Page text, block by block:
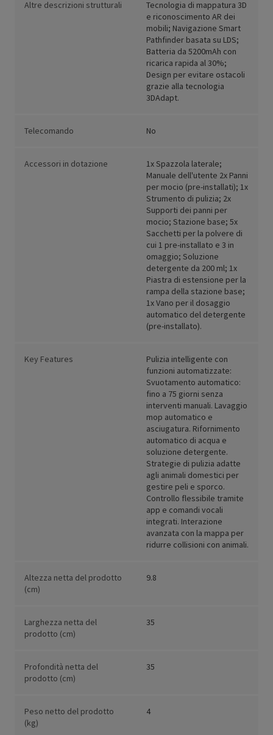
Altre descrizioni strutturali
Tecnologia di mappatura 3D
e riconoscimento AR dei
mobili; Navigazione Smart
Pathfinder basata su LDS;
Batteria da 5200mAh con
ricarica rapida al 30%;
Design per evitare ostacoli
grazie alla tecnologia
3DAdapt.
Telecomando No
Accessori in dotazione
1x Spazzola laterale;
Manuale dell'utente 2x Panni
per mocio (pre-installati); 1x
Strumento di pulizia; 2x
Supporti dei panni per
mocio; Stazione base; 5x
Sacchetti per la polvere di
cui 1 pre-installato e 3 in
omaggio; Soluzione
detergente da 200 ml; 1x
Piastra di estensione per la
rampa della stazione base;
1x Vano per il dosaggio
automatico del detergente
(pre-installato).
Key Features
Pulizia intelligente con
funzioni automatizzate:
Svuotamento automatico:
fino a 75 giorni senza
interventi manuali. Lavaggio
mop automatico e
asciugatura. Rifornimento
automatico di acqua e
soluzione detergente.
Strategie di pulizia adatte
agli animali domestici per
gestire peli e sporco.
Controllo flessibile tramite
app e comandi vocali
integrati. Interazione
avanzata con la mappa per
ridurre collisioni con animali.
Altezza netta del prodotto
(cm)
9.8
Larghezza netta del
prodotto (cm)
35
Profondità netta del
prodotto (cm)
35
Peso netto del prodotto
(kg)
4